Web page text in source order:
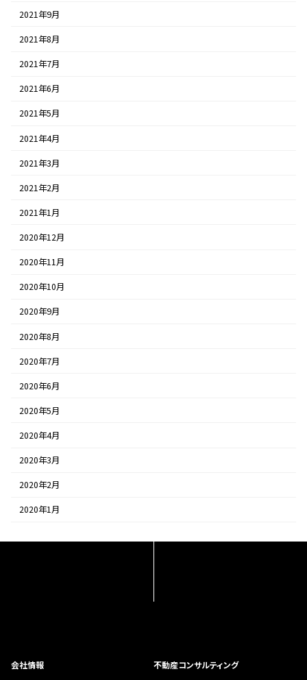
2021年9月
2021年8月
2021年7月
2021年6月
2021年5月
2021年4月
2021年3月
2021年2月
2021年1月
2020年12月
2020年11月
2020年10月
2020年9月
2020年8月
2020年7月
2020年6月
2020年5月
2020年4月
2020年3月
2020年2月
2020年1月
会社情報 不動産コンサルティング